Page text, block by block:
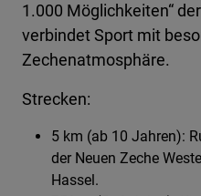
1.000 Möglichkeiten“
verbindet Sport mit
Zechenatmosphäre.
Strecken:
5 km (ab 10 Jahren):
der Neuen Zeche
Hassel.